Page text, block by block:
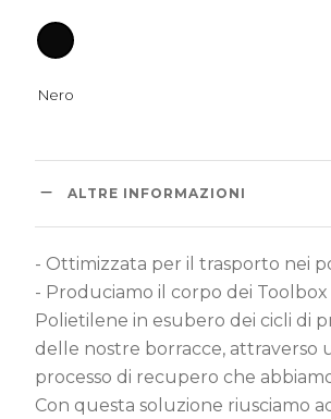
ALTRE INFORMAZIONI
- Ottimizzata per il trasporto nei
- Produciamo il corpo dei Toolbox
Polietilene in esubero dei cicli di
delle nostre borracce, attraverso
processo di recupero che
Con questa soluzione riusciamo